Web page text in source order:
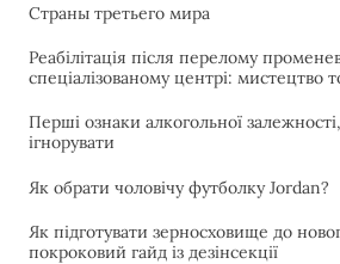
Страны третьего мира
Реабілітація після перелому
спеціалізованому центрі: мистецтво
Перші ознаки алкогольної
ігнорувати
Як обрати чоловічу футболку Jordan?
Як підготувати зерносховище до
покроковий гайд із дезінсекції